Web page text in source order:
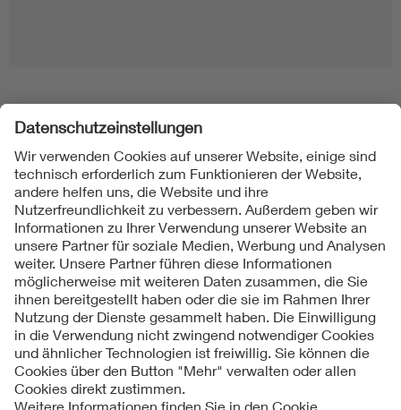
Folgen Sie uns
Kontakt
Impressum
Datenschutzinformationen